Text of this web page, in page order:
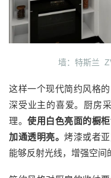
墙：特斯兰
这样一个现代简约风格
深受业主的喜爱。厨房
理。 使用白色亮面的橱
加通透明亮。 烤漆或者
能够反射光线，增强空间